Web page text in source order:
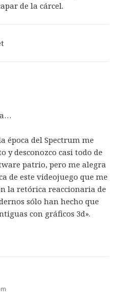
de la cárcel.
época del Spectrum me
desconozco casi todo de
patrio, pero me alegra
de este videojuego que me
la retórica reaccionaria de
sólo han hecho que
con gráficos 3d».